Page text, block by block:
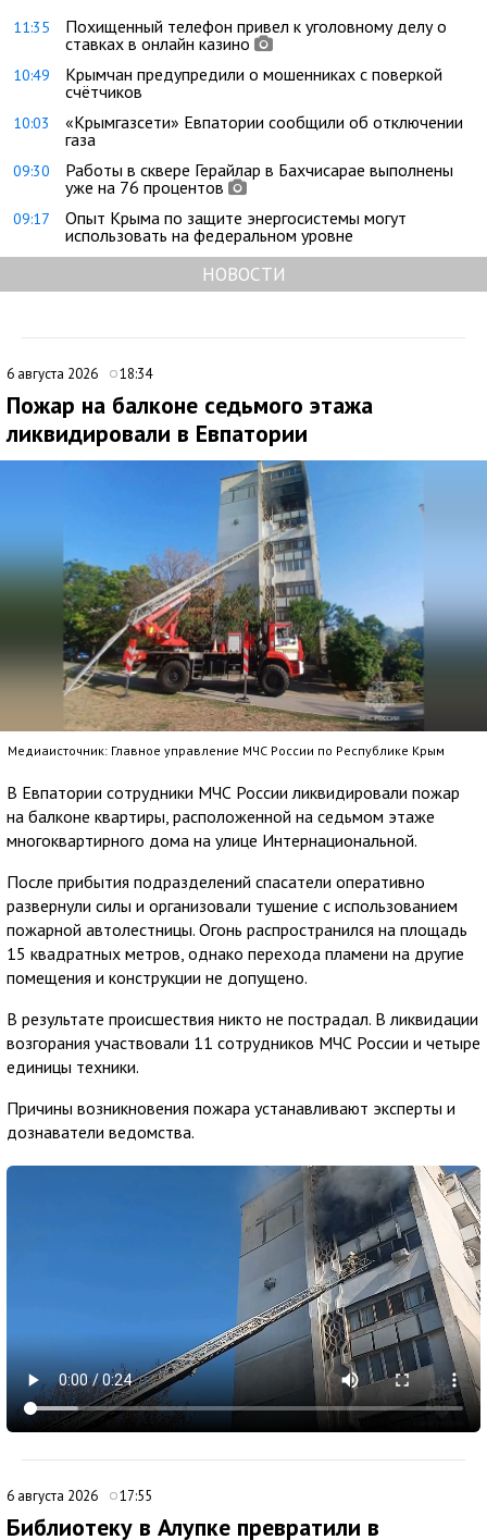
11:35
Похищенный телефон привел к уголовному делу о
ставках в онлайн казино
10:49
Крымчан предупредили о мошенниках с поверкой
счётчиков
10:03
«Крымгазсети» Евпатории сообщили об отключении
газа
09:30
Работы в сквере Герайлар в Бахчисарае выполнены
уже на 76 процентов
09:17
Опыт Крыма по защите энергосистемы могут
использовать на федеральном уровне
НОВОСТИ
6 августа 2026 18:34
Пожар на балконе седьмого этажа
ликвидировали в Евпатории
Медиаисточник: Главное управление МЧС России по Республике Крым
В Евпатории сотрудники МЧС России ликвидировали пожар
на балконе квартиры, расположенной на седьмом этаже
многоквартирного дома на улице Интернациональной.
После прибытия подразделений спасатели оперативно
развернули силы и организовали тушение с использованием
пожарной автолестницы. Огонь распространился на площадь
15 квадратных метров, однако перехода пламени на другие
помещения и конструкции не допущено.
В результате происшествия никто не пострадал. В ликвидации
возгорания участвовали 11 сотрудников МЧС России и четыре
единицы техники.
Причины возникновения пожара устанавливают эксперты и
дознаватели ведомства.
6 августа 2026 17:55
Библиотеку в Алупке превратили в